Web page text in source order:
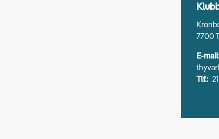
7700
E-
Tlf.: